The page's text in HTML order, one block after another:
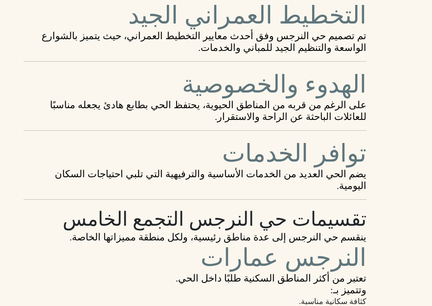
التخطيط العمراني الجيد
تم تصميم حي النرجس وفق أحدث معايير التخطيط العمراني، حيث يتميز بالشوارع
الواسعة والتنظيم الجيد للمباني والخدمات.
الهدوء والخصوصية
على الرغم من قربه من المناطق الحيوية، يحتفظ الحي بطابع هادئ يجعله مناسبًا
للعائلات الباحثة عن الراحة والاستقرار.
توافر الخدمات
يضم الحي العديد من الخدمات الأساسية والترفيهية التي تلبي احتياجات السكان
اليومية.
تقسيمات حي النرجس التجمع الخامس
ينقسم حي النرجس إلى عدة مناطق رئيسية، ولكل منطقة مميزاتها الخاصة.
النرجس عمارات
تعتبر من أكثر المناطق السكنية طلبًا داخل الحي.
وتتميز بـ:
كثافة سكانية مناسبة.